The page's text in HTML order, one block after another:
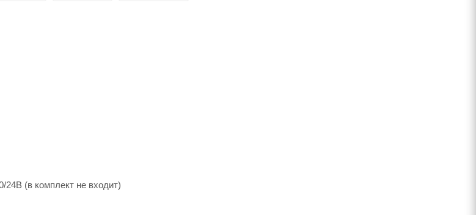
24В (в комплект не входит)